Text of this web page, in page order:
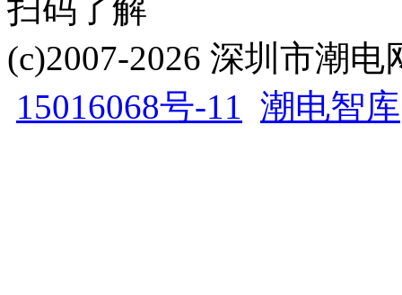
扫码了解
(c)2007-2026 深圳市潮
15016068号-11 潮电智库